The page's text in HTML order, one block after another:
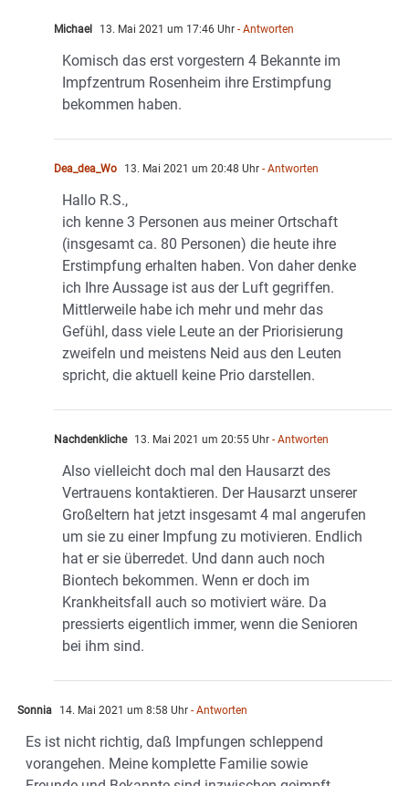
Michael 13. Mai 2021 um 17:46 Uhr - Antworten
Komisch das erst vorgestern 4 Bekannte im
Impfzentrum Rosenheim ihre Erstimpfung
bekommen haben.
Dea_dea_Wo 13. Mai 2021 um 20:48 Uhr - Antworten
Hallo R.S.,
ich kenne 3 Personen aus meiner Ortschaft
(insgesamt ca. 80 Personen) die heute ihre
Erstimpfung erhalten haben. Von daher denke
ich Ihre Aussage ist aus der Luft gegriffen.
Mittlerweile habe ich mehr und mehr das
Gefühl, dass viele Leute an der Priorisierung
zweifeln und meistens Neid aus den Leuten
spricht, die aktuell keine Prio darstellen.
Nachdenkliche 13. Mai 2021 um 20:55 Uhr - Antworten
Also vielleicht doch mal den Hausarzt des
Vertrauens kontaktieren. Der Hausarzt unserer
Großeltern hat jetzt insgesamt 4 mal angerufen
um sie zu einer Impfung zu motivieren. Endlich
hat er sie überredet. Und dann auch noch
Biontech bekommen. Wenn er doch im
Krankheitsfall auch so motiviert wäre. Da
pressierts eigentlich immer, wenn die Senioren
bei ihm sind.
Sonnia 14. Mai 2021 um 8:58 Uhr - Antworten
Es ist nicht richtig, daß Impfungen schleppend
vorangehen. Meine komplette Familie sowie